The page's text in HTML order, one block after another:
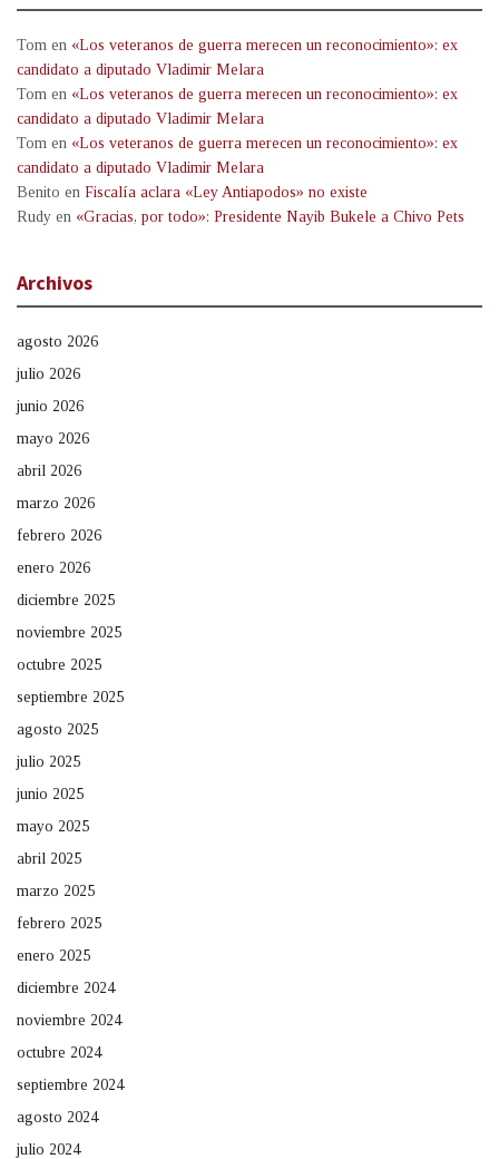
Tom en «Los veteranos de guerra merecen un reconocimiento»: ex
candidato a diputado Vladimir Melara
Tom en «Los veteranos de guerra merecen un reconocimiento»: ex
candidato a diputado Vladimir Melara
Tom en «Los veteranos de guerra merecen un reconocimiento»: ex
candidato a diputado Vladimir Melara
Benito en Fiscalía aclara «Ley Antiapodos» no existe
Rudy en «Gracias, por todo»: Presidente Nayib Bukele a Chivo Pets
Archivos
agosto 2026
julio 2026
junio 2026
mayo 2026
abril 2026
marzo 2026
febrero 2026
enero 2026
diciembre 2025
noviembre 2025
octubre 2025
septiembre 2025
agosto 2025
julio 2025
junio 2025
mayo 2025
abril 2025
marzo 2025
febrero 2025
enero 2025
diciembre 2024
noviembre 2024
octubre 2024
septiembre 2024
agosto 2024
julio 2024